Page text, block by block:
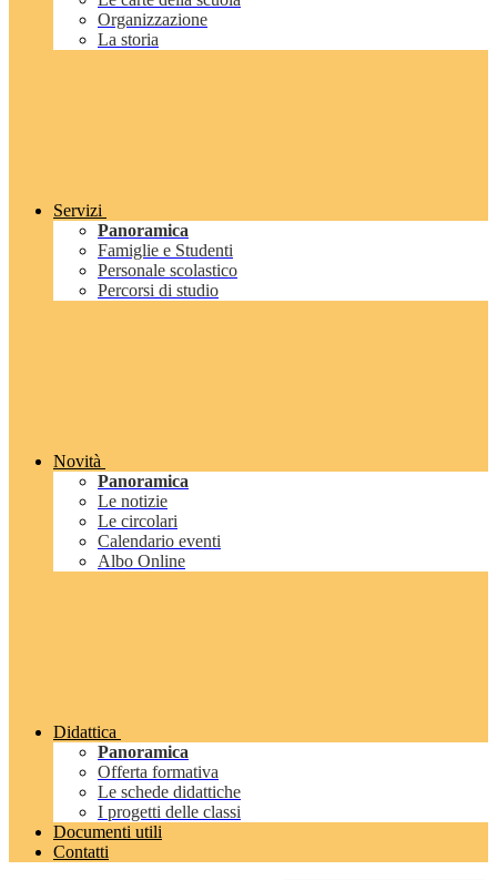
Organizzazione
La storia
Servizi
Panoramica
Famiglie e Studenti
Personale scolastico
Percorsi di studio
Novità
Panoramica
Le notizie
Le circolari
Calendario eventi
Albo Online
Didattica
Panoramica
Offerta formativa
Le schede didattiche
I progetti delle classi
Documenti utili
Contatti